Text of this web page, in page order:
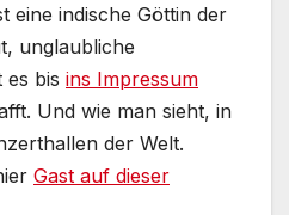
eine indische Göttin der
unglaubliche
es bis ins Impressum
Und wie man sieht, in
der Welt.
Gast auf dieser